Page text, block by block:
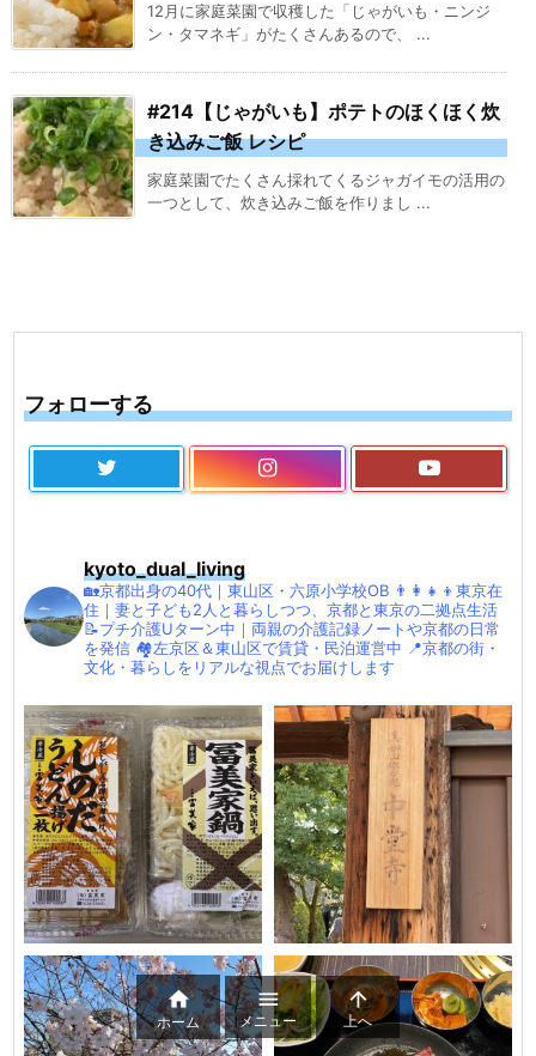
12月に家庭菜園で収穫した「じゃがいも・ニンジ
ン・タマネギ」がたくさんあるので、 ...
#214【じゃがいも】ポテトのほくほく炊
き込みご飯 レシピ
家庭菜園でたくさん採れてくるジャガイモの活用の
一つとして、炊き込みご飯を作りまし ...
フォローする
kyoto_dual_living
🏡京都出身の40代｜東山区・六原小学校OB 👨‍👩‍👧‍👦東京在
住｜妻と子ども2人と暮らしつつ、京都と東京の二拠点生活
📝プチ介護Uターン中｜両親の介護記録ノートや京都の日常
を発信 🏘左京区＆東山区で賃貸・民泊運営中 📍京都の街・
文化・暮らしをリアルな視点でお届けします

ホーム

メニュー

上へ